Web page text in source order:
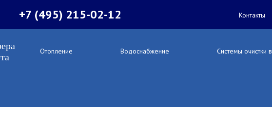
+7 (495) 215-02-12 Контакты
Отопление Водоснабжение Системы очистки